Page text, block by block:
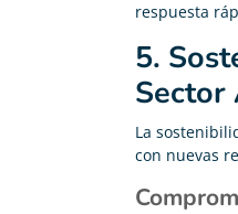
respuesta
5.
Sector
La
con nuevas